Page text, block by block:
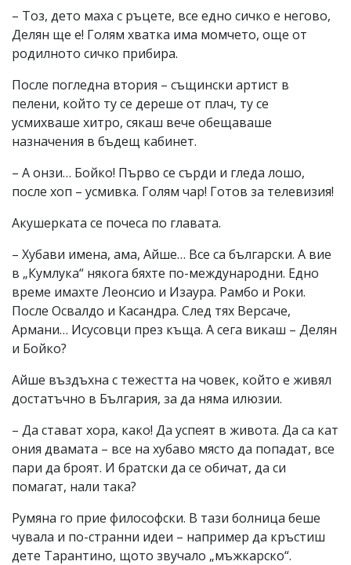
– Тоз, дето маха с ръцете, все едно сичко е негово,
Делян ще е! Голям хватка има момчето, още от
родилното сичко прибира.
После погледна втория – същински артист в
пелени, който ту се дереше от плач, ту се
усмихваше хитро, сякаш вече обещаваше
назначения в бъдещ кабинет.
– А онзи… Бойко! Първо се сърди и гледа лошо,
после хоп – усмивка. Голям чар! Готов за телевизия!
Акушерката се почеса по главата.
– Хубави имена, ама, Айше… Все са български. А вие
в „Кумлука“ някога бяхте по-международни. Едно
време имахте Леонсио и Изаура. Рамбо и Роки.
После Освалдо и Касандра. След тях Версаче,
Армани… Исусовци през къща. А сега викаш – Делян
и Бойко?
Айше въздъхна с тежестта на човек, който е живял
достатъчно в България, за да няма илюзии.
– Да стават хора, како! Да успеят в живота. Да са кат
ония двамата – все на хубаво място да попадат, все
пари да броят. И братски да се обичат, да си
помагат, нали така?
Румяна го прие философски. В тази болница беше
чувала и по-странни идеи – например да кръстиш
дете Тарантино, щото звучало „мъжкарско“.